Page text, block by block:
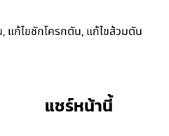
, แก้ไขชักโครกตัน, แก้ไขส้วมตัน
แชร์หน้านี้